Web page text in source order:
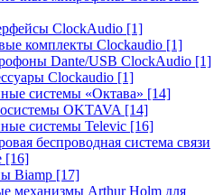
ClockAudio [1]
комплекты Clockaudio [1]
Dante/USB ClockAudio [1]
Clockaudio [1]
системы «Октава» [14]
OKTAVA [14]
системы Televic [16]
беспроводная система связи
[16]
Biamp [17]
механизмы Arthur Holm для